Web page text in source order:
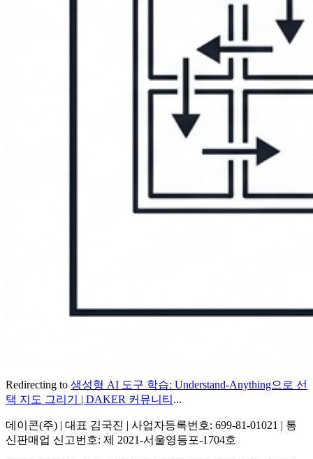
Redirecting to 생성형 AI 도구 학습: Understand-Anything으로 선
택 지도 그리기 | DAKER 커뮤니티 ...
데이콘(주) | 대표 김국진 | 사업자등록번호: 699-81-01021 | 통
신판매업 신고번호: 제 2021-서울영등포-1704호